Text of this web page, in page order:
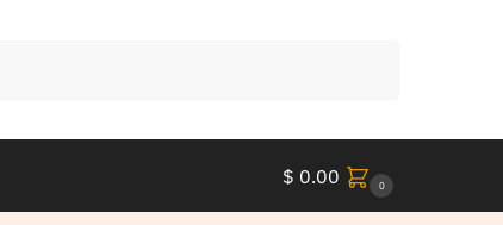
$ 0.00 0